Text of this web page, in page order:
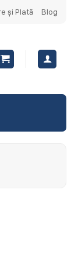
și Plată Blog